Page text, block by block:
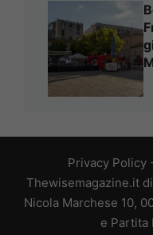
Privacy Policy
Thewisemagazine.it
Nicola Marchese 10,
e Partita